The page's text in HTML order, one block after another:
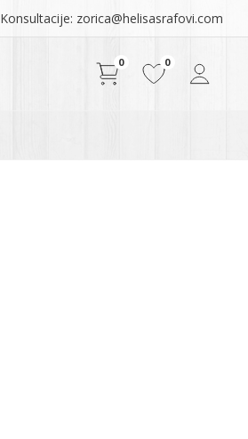
Konsultacije: zorica@helisasrafovi.com
0 0